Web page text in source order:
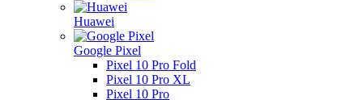
Huawei
Google Pixel
Pixel 10 Pro Fold
Pixel 10 Pro XL
Pixel 10 Pro